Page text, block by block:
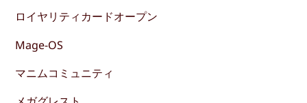
ロイヤリティカードオープン
Mage-OS
マニムコミュニティ